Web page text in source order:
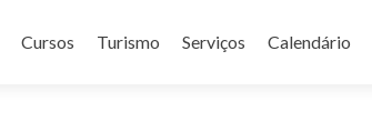
Cursos Turismo Serviços Calendário